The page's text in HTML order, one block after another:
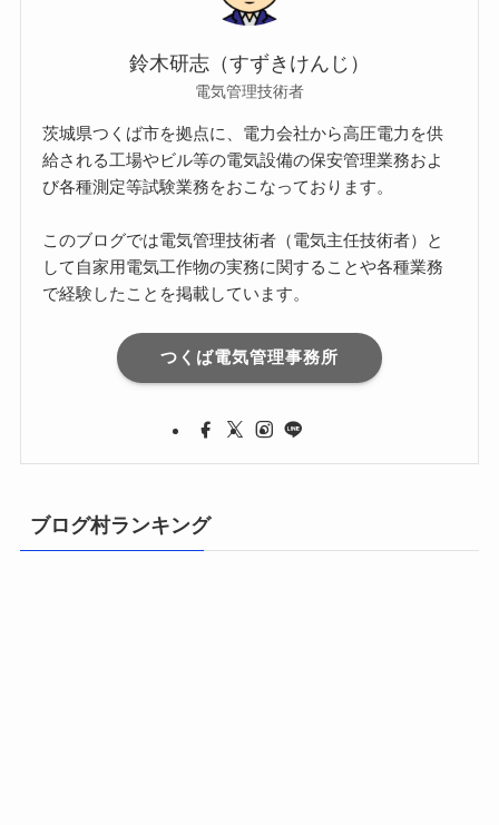
鈴木研志（すずきけんじ）
電気管理技術者
茨城県つくば市を拠点に、電力会社から高圧電力を供
給される工場やビル等の電気設備の保安管理業務およ
び各種測定等試験業務をおこなっております。
このブログでは電気管理技術者（電気主任技術者）と
して自家用電気工作物の実務に関することや各種業務
で経験したことを掲載しています。
つくば電気管理事務所
ブログ村ランキング